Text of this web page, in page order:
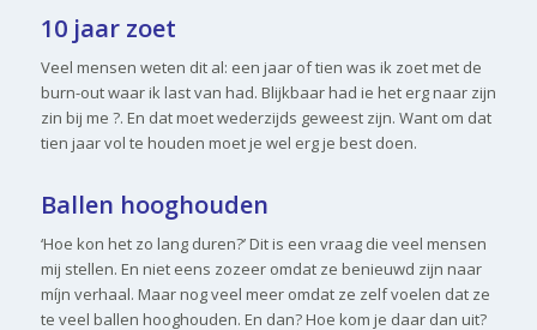
10 jaar zoet
Veel mensen weten dit al: een jaar of tien was ik zoet met de
burn-out waar ik last van had. Blijkbaar had ie het erg naar zijn
zin bij me ?. En dat moet wederzijds geweest zijn. Want om dat
tien jaar vol te houden moet je wel erg je best doen.
Ballen hooghouden
‘Hoe kon het zo lang duren?’ Dit is een vraag die veel mensen
mij stellen. En niet eens zozeer omdat ze benieuwd zijn naar
míjn verhaal. Maar nog veel meer omdat ze zelf voelen dat ze
te veel ballen hooghouden. En dan? Hoe kom je daar dan uit?